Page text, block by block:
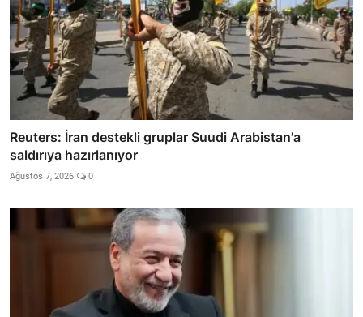
Reuters: İran destekli gruplar Suudi Arabistan'a
saldırıya hazırlanıyor
Ağustos 7, 2026 0